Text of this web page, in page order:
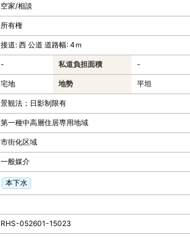
空家/相談
所有権
接道: 西 公道 道路幅: 4ｍ
- 私道負担面積 -
宅地 地勢 平坦
景観法；日影制限有
第一種中高層住居専用地域
市街化区域
一般媒介
本下水
RHS-052601-15023